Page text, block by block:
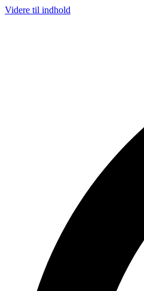
Videre til indhold